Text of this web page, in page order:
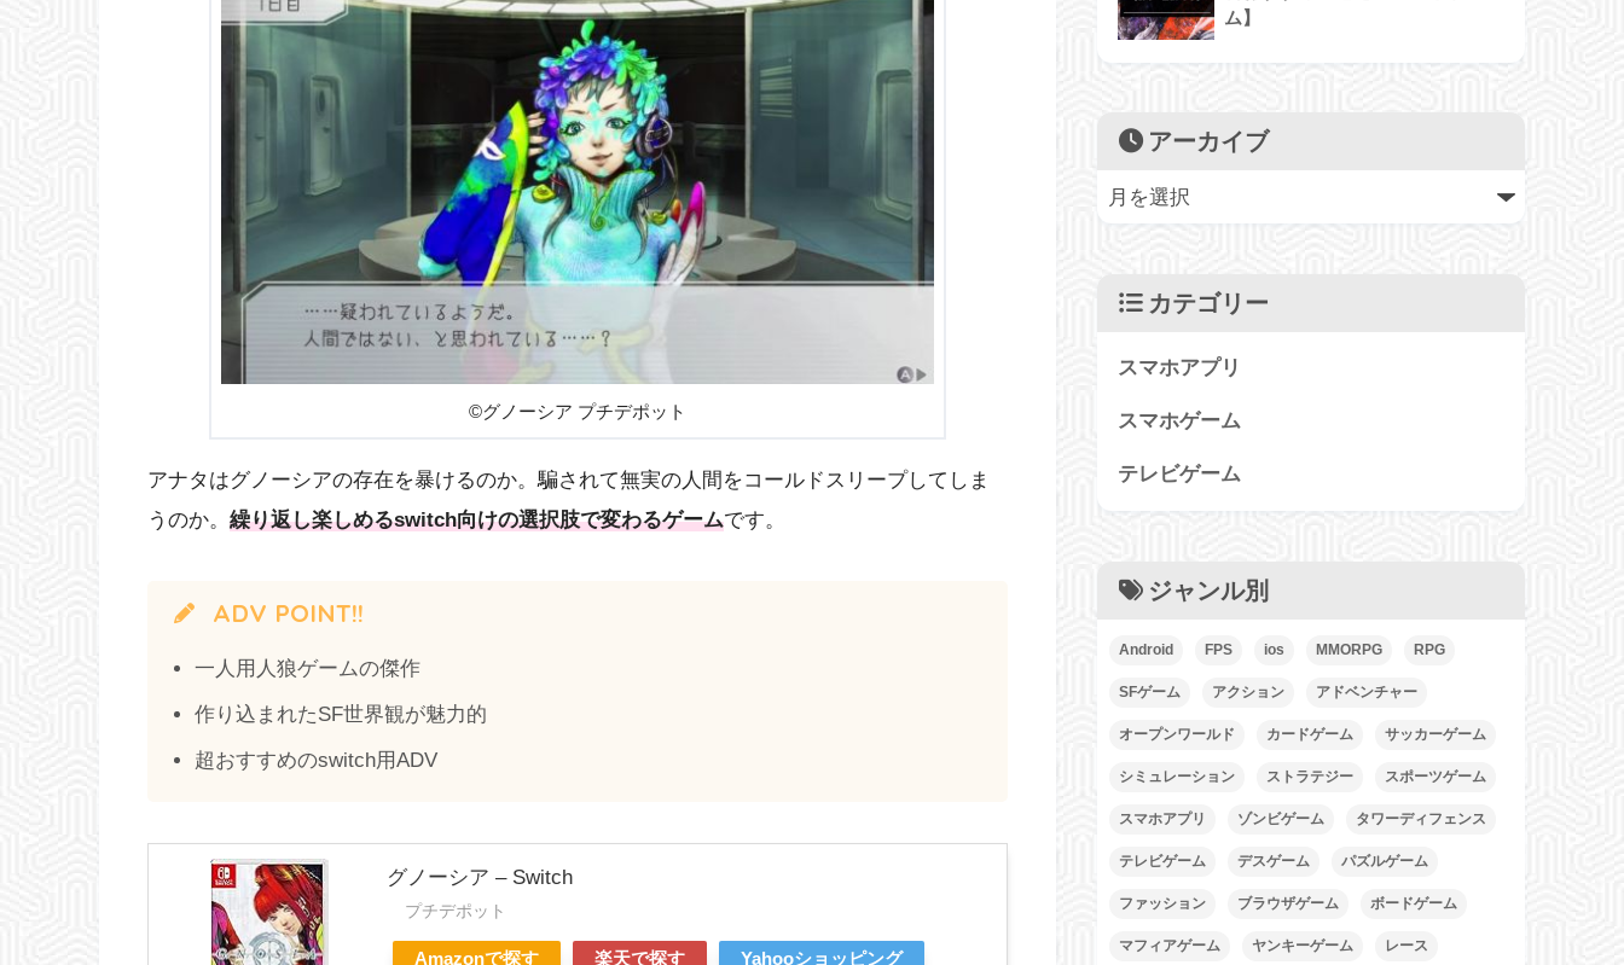
©グノーシア プチデポット
アナタはグノーシアの存在を暴けるのか。騙されて無実の人間をコールドスリープしてしま
うのか。 繰り返し楽しめるswitch向けの選択肢で変わるゲームです。
ADV POINT!!
一人用人狼ゲームの傑作
作り込まれたSF世界観が魅力的
超おすすめのswitch用ADV
グノーシア – Switch
プチデポット
Amazonで探す 楽天で探す Yahooショッピング
ム】
アーカイブ
カテゴリー
スマホアプリ
スマホゲーム
テレビゲーム
ジャンル別
Android FPS ios MMORPG RPG
SFゲーム アクション アドベンチャー
オープンワールド カードゲーム サッカーゲーム
シミュレーション ストラテジー スポーツゲーム
スマホアプリ ゾンビゲーム タワーディフェンス
テレビゲーム デスゲーム パズルゲーム
ファッション ブラウザゲーム ボードゲーム
マフィアゲーム ヤンキーゲーム レース